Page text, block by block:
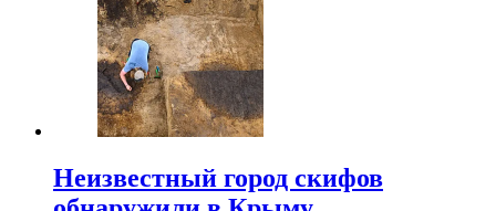
Неизвестный город скифов